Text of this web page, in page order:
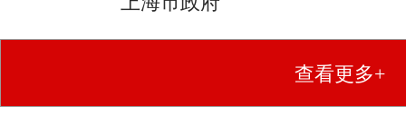
查看更多+